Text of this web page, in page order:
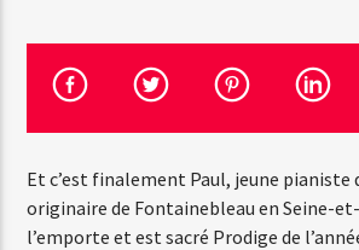
NOUVEAUX ARTISTES
14:30 15:00
Et c’est finalement Paul, jeune pianiste
originaire de Fontainebleau en Seine-
l’emporte et est sacré Prodige de